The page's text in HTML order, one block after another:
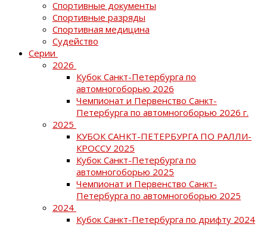
Спортивные документы
Спортивные разряды
Спортивная медицина
Судейство
Серии
2026
Кубок Санкт-Петербурга по
автомногоборью 2026
Чемпионат и Первенство Санкт-
Петербурга по автомногоборью 2026 г.
2025
КУБОК САНКТ-ПЕТЕРБУРГА ПО РАЛЛИ-
КРОССУ 2025
Кубок Санкт-Петербурга по
автомногоборью 2025
Чемпионат и Первенство Санкт-
Петербурга по автомногоборью 2025
2024
Кубок Санкт-Петербурга по дрифту 2024